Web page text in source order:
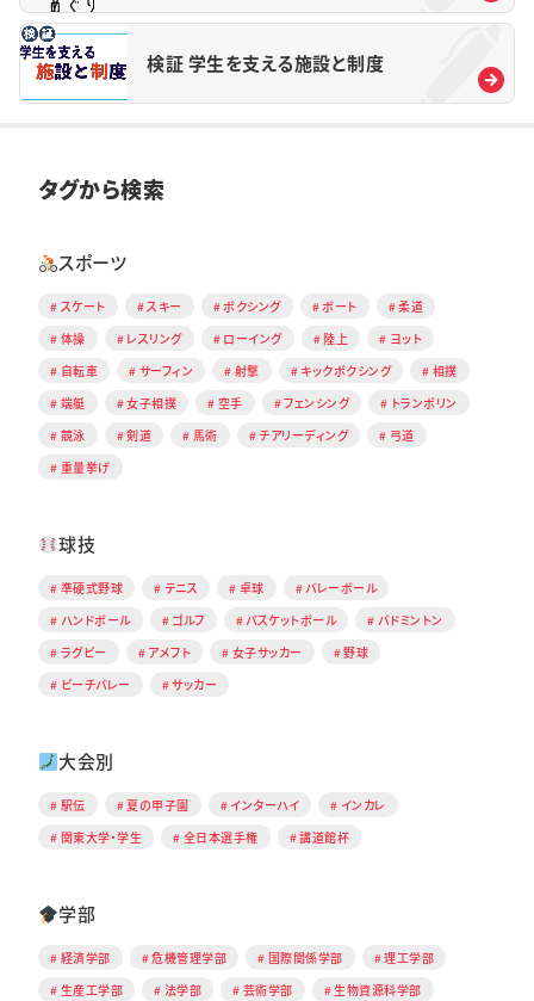
検証 学生を支える施設と制度
タグから検索
スポーツ
スケート スキー ボクシング ボート
柔道
体操
レスリング ローイング 陸上
ヨット
自転車
サーフィン 射撃 キックボクシング
相撲
端艇
女子相撲 空手 フェンシング
トランポリン
競泳
剣道 馬術 チアリーディング
弓道
重量挙げ
球技
準硬式野球 テニス 卓球
バレーボール
ハンドボール
ゴルフ バスケットボール
バドミントン
ラグビー
アメフト 女子サッカー
野球
ビーチバレー
サッカー
大会別
駅伝 夏の甲子園 インターハイ
インカレ
関東大学・学生
全日本選手権 講道館杯
学部
経済学部 危機管理学部 国際関係学部
理工学部
生産工学部
法学部 芸術学部
生物資源科学部